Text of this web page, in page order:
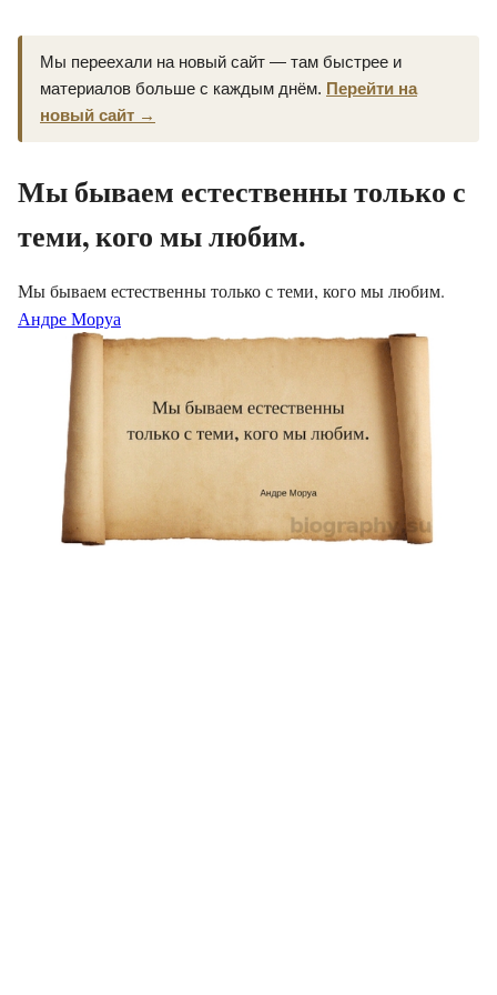
Мы переехали на новый сайт — там быстрее и
материалов больше с каждым днём. Перейти на
новый сайт →
Мы бываем естественны только с
теми, кого мы любим.
Мы бываем естественны только с теми, кого мы любим.
Андре Моруа